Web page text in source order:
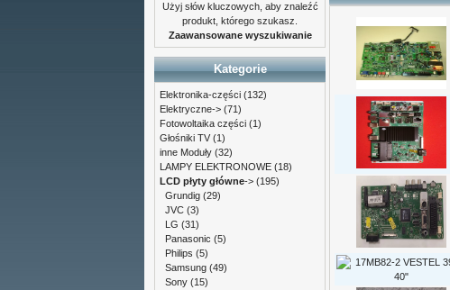
Użyj słów kluczowych, aby znaleźć
produkt, którego szukasz.
Zaawansowane wyszukiwanie
Kategorie
Elektronika-części (132)
Elektryczne-> (71)
Fotowoltaika części (1)
Głośniki TV (1)
inne Moduły (32)
LAMPY ELEKTRONOWE (18)
LCD płyty główne-> (195)
Grundig (29)
JVC (3)
LG (31)
Panasonic (5)
Philips (5)
Samsung (49)
Sony (15)